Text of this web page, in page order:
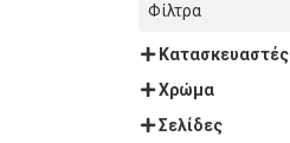
Φίλτρα
Κατασκευαστές
Χρώμα
Σελίδες